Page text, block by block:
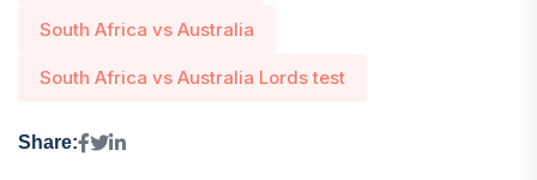
South Africa vs Australia
South Africa vs Australia Lords test
Share: